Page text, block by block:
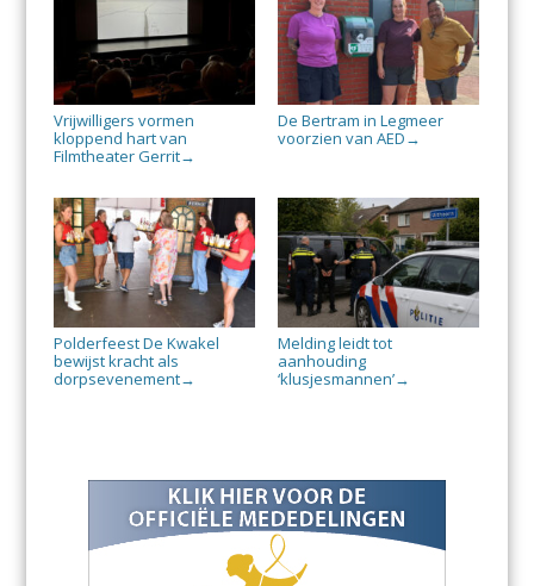
Vrijwilligers vormen
kloppend hart van
Filmtheater Gerrit→
De Bertram in Legmeer
voorzien van AED →
Polderfeest De Kwakel
bewijst kracht als
dorpsevenement→
Melding leidt tot
aanhouding
‘klusjesmannen’→